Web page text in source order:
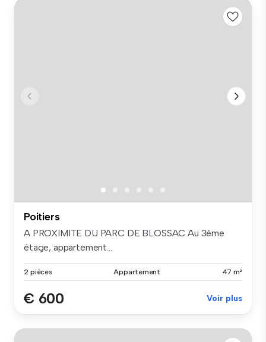
Poitiers
A PROXIMITE DU PARC DE BLOSSAC Au 3ème
étage, appartement...
2 pièces Appartement 47 m²
€ 600 Voir plus